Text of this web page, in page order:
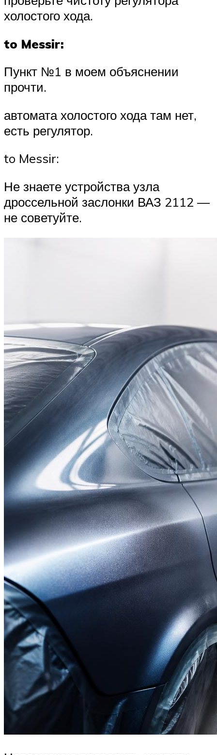
холостого хода.
to Messir:
Пункт №1 в моем объяснении
прочти.
автомата холостого хода там нет,
есть регулятор.
to Messir:
Не знаете устройства узла
дроссельной заслонки ВАЗ 2112 —
не советуйте.